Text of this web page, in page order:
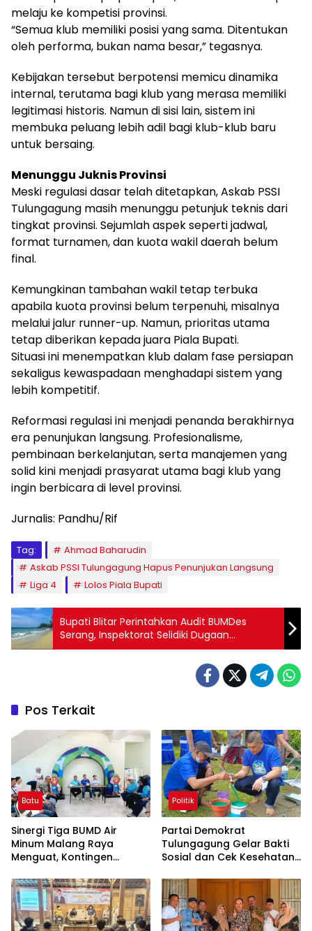
melaju ke kompetisi provinsi.
“Semua klub memiliki posisi yang sama. Ditentukan
oleh performa, bukan nama besar,” tegasnya.
Kebijakan tersebut berpotensi memicu dinamika
internal, terutama bagi klub yang merasa memiliki
legitimasi historis. Namun di sisi lain, sistem ini
membuka peluang lebih adil bagi klub-klub baru
untuk bersaing.
Menunggu Juknis Provinsi
Meski regulasi dasar telah ditetapkan, Askab PSSI
Tulungagung masih menunggu petunjuk teknis dari
tingkat provinsi. Sejumlah aspek seperti jadwal,
format turnamen, dan kuota wakil daerah belum
final.
Kemungkinan tambahan wakil tetap terbuka
apabila kuota provinsi belum terpenuhi, misalnya
melalui jalur runner-up. Namun, prioritas utama
tetap diberikan kepada juara Piala Bupati.
Situasi ini menempatkan klub dalam fase persiapan
sekaligus kewaspadaan menghadapi sistem yang
lebih kompetitif.
Reformasi regulasi ini menjadi penanda berakhirnya
era penunjukan langsung. Profesionalisme,
pembinaan berkelanjutan, serta manajemen yang
solid kini menjadi prasyarat utama bagi klub yang
ingin berbicara di level provinsi.
Jurnalis: Pandhu/Rif
Tag:
Ahmad Baharudin
Askab PSSI Tulungagung Hapus Penunjukan Langsung
Liga 4
Lolos Piala Bupati
Bupati Blitar Perintahkan Audit BUMDes
Serang, Inspektorat Selidiki Dugaan
Kebocoran Tiket Wisata
Pos Terkait
Batu
Sinergi Tiga BUMD Air
Minum Malang Raya
Menguat, Kontingen
Seleksi PORPAMNAS 2026
Politik
Partai Demokrat
Tulungagung Gelar Bakti
Sosial dan Cek Kesehatan